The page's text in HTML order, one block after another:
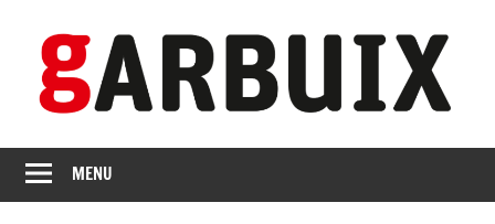
content
GARBUIX
Independent
de
MENU